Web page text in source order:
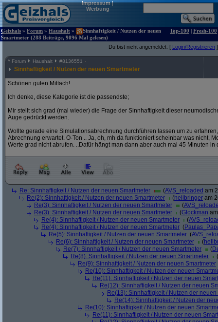
Impressum|
Werbung
Geizhals » Forum » Haushalt »
Sinnhaftigkeit / Nutzen der neuen
Smartmeter (288 Beiträge, 9096 Mal gelesen)
Top-100 | Fresh-100
Du bist nicht angemeldet. [ Login/Registrieren ]
^ Forum Haushalt #8136551
Sinnhaftigkeit / Nutzen der neuen Smartmeter
Schönen guten Mittach!
Ich denke, diese Kategorie ist die passendste;
Mir stellt sich grad (mal wieder) die Frage der Sinnhaftigkeit dieser
Auge gedrückt werden.
Wollte gerade eine Simulationsabrechnung durchführen lassen um zu
Abrechnung erwartet. O-Ton .. Ja, oh, mh da funktioniert scheinbar was nicht,
Werte grad nicht abrufen. ..Dafür hängt man dann aber auch mal 45 Minuten
Re: Sinnhaftigkeit / Nutzen der neuen Smartmeter (AVS_reloaded am
Re(2): Sinnhaftigkeit / Nutzen der neuen Smartmeter
(hellbringer am
Re(3): Sinnhaftigkeit / Nutzen der neuen Smartmeter
(
Re(3): Sinnhaftigkeit / Nutzen der neuen Smartmeter
(Glockman
Re(4): Sinnhaftigkeit / Nutzen der neuen Smartmeter
(
Re(4): Sinnhaftigkeit / Nutzen der neuen Smartmeter (
Re(5): Sinnhaftigkeit / Nutzen der neuen Smartmeter (
Re(6): Sinnhaftigkeit / Nutzen der neuen Smartmeter
(
Re(7): Sinnhaftigkeit / Nutzen der neuen Smartmeter
(
Re(8): Sinnhaftigkeit / Nutzen der neuen Smartmeter
(
Re(9): Sinnhaftigkeit / Nutzen der neuen Smartmeter
Re(10): Sinnhaftigkeit / Nutzen der neuen
Re(11): Sinnhaftigkeit / Nutzen der neuen
Re(12): Sinnhaftigkeit / Nutzen der neuen
Re(13): Sinnhaftigkeit / Nutzen der neuen
Re(14): Sinnhaftigkeit / Nutzen der
Re(10): Sinnhaftigkeit / Nutzen der neuen
Re(11): Sinnhaftigkeit / Nutzen der neuen